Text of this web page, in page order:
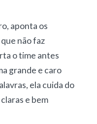
aponta os
não faz
o time antes
grande e caro
ela cuida do
e bem